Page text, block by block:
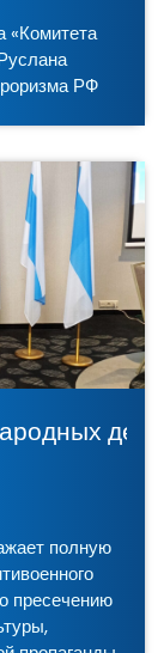
«Комитета
РФ
полную
пресечению